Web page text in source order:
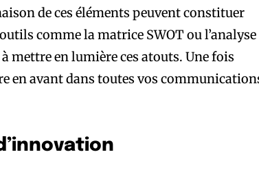
de ces éléments peuvent constituer
comme la matrice SWOT ou l’analyse
mettre en lumière ces atouts. Une fois
en avant dans toutes vos